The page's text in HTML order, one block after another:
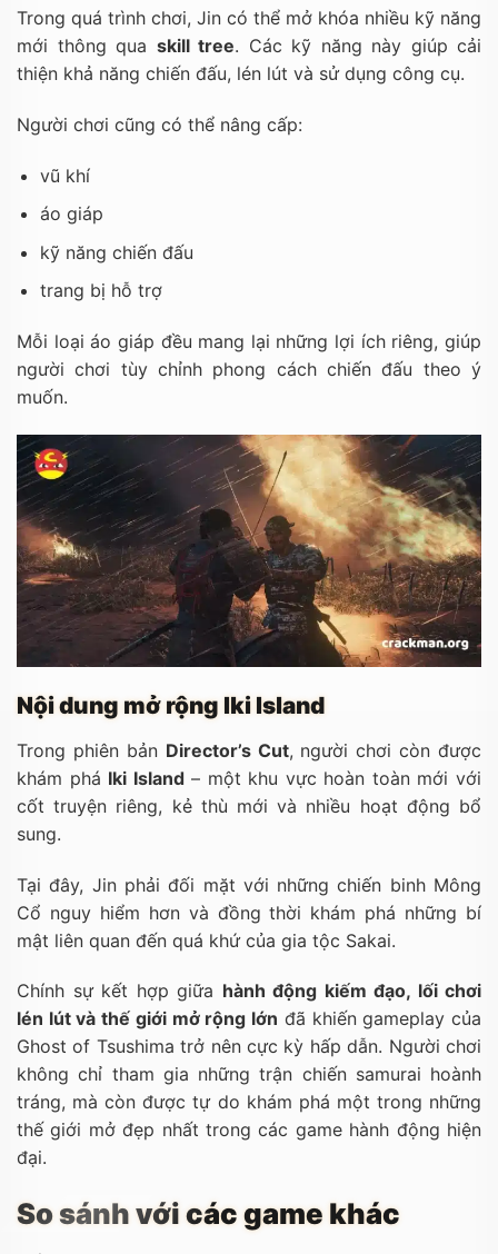
Trong quá trình chơi, Jin có thể mở khóa nhiều kỹ năng
mới thông qua skill tree. Các kỹ năng này giúp cải
thiện khả năng chiến đấu, lén lút và sử dụng công cụ.
Người chơi cũng có thể nâng cấp:
vũ khí
áo giáp
kỹ năng chiến đấu
trang bị hỗ trợ
Mỗi loại áo giáp đều mang lại những lợi ích riêng, giúp
người chơi tùy chỉnh phong cách chiến đấu theo ý
muốn.
Nội dung mở rộng Iki Island
Trong phiên bản Director’s Cut, người chơi còn được
khám phá Iki Island– một khu vực hoàn toàn mới với
cốt truyện riêng, kẻ thù mới và nhiều hoạt động bổ
sung.
Tại đây, Jin phải đối mặt với những chiến binh Mông
Cổ nguy hiểm hơn và đồng thời khám phá những bí
mật liên quan đến quá khứ của gia tộc Sakai.
Chính sự kết hợp giữa hành động kiếm đạo, lối chơi
lén lút và thế giới mở rộng lớn đã khiến gameplay của
Ghost of Tsushima trở nên cực kỳ hấp dẫn. Người chơi
không chỉ tham gia những trận chiến samurai hoành
tráng, mà còn được tự do khám phá một trong những
thế giới mở đẹp nhất trong các game hành động hiện
đại.
So sánh với các game khác